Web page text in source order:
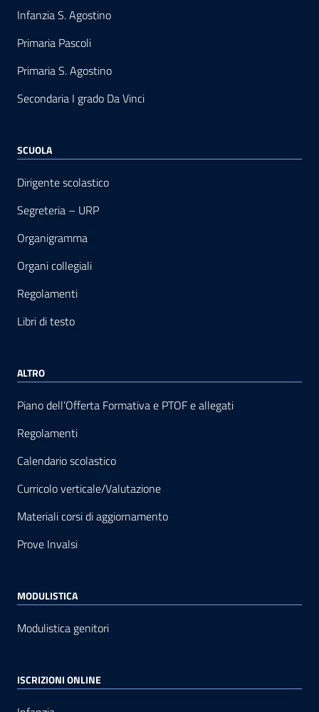
Infanzia S. Agostino
Primaria Pascoli
Primaria S. Agostino
Secondaria I grado Da Vinci
SCUOLA
Dirigente scolastico
Segreteria – URP
Organigramma
Organi collegiali
Regolamenti
Libri di testo
ALTRO
Piano dell’Offerta Formativa e PTOF e allegati
Regolamenti
Calendario scolastico
Curricolo verticale/Valutazione
Materiali corsi di aggiornamento
Prove Invalsi
MODULISTICA
Modulistica genitori
ISCRIZIONI ONLINE